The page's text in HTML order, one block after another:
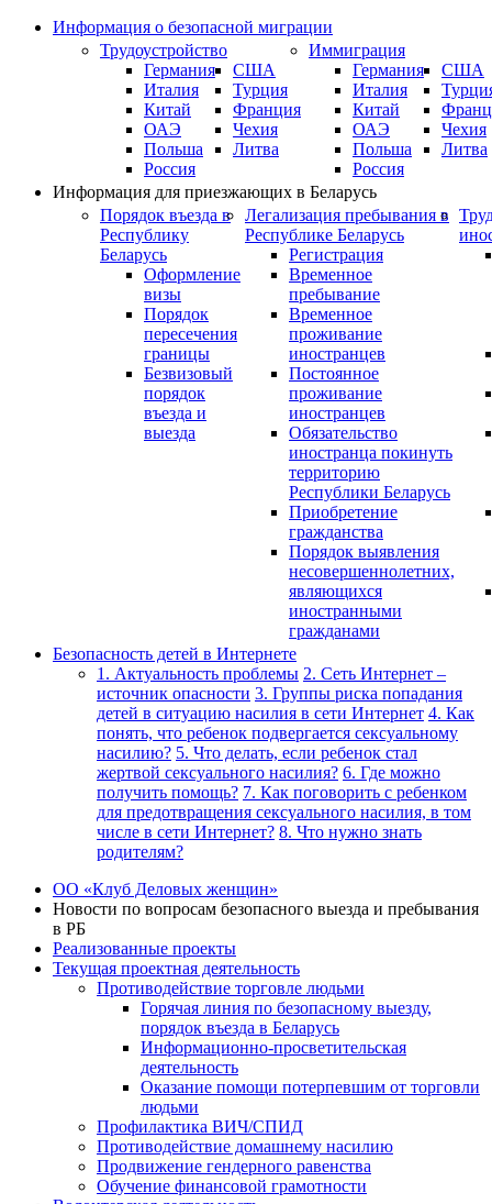
Информация о безопасной миграции
Трудоустройство
Германия
Италия
Китай
ОАЭ
Польша
Россия
США
Турция
Франция
Чехия
Литва
Иммиграция
Германия
Италия
Китай
ОАЭ
Польша
Россия
США
Чехия
Литва
Информация для приезжающих в Беларусь
Порядок въезда в
Республику
Беларусь
Оформление
визы
Порядок
пересечения
границы
Безвизовый
порядок
въезда и
выезда
Легализация пребывания в
Республике Беларусь
Регистрация
Временное
пребывание
Временное
проживание
иностранцев
Постоянное
проживание
иностранцев
Обязательство
иностранца покинуть
территорию
Республики Беларусь
Приобретение
гражданства
Порядок выявления
несовершеннолетних,
являющихся
иностранными
гражданами
Безопасность детей в Интернете
1. Актуальность проблемы 2. Сеть Интернет –
источник опасности 3. Группы риска попадания
детей в ситуацию насилия в сети Интернет 4. Как
понять, что ребенок подвергается сексуальному
насилию? 5. Что делать, если ребенок стал
жертвой сексуального насилия? 6. Где можно
получить помощь? 7. Как поговорить с ребенком
для предотвращения сексуального насилия, в том
числе в сети Интернет? 8. Что нужно знать
родителям?
ОО «Клуб Деловых женщин»
Новости по вопросам безопасного выезда и пребывания
в РБ
Реализованные проекты
Текущая проектная деятельность
Противодействие торговле людьми
Горячая линия по безопасному выезду,
порядок въезда в Беларусь
Информационно-просветительская
деятельность
Оказание помощи потерпевшим от торговли
людьми
Профилактика ВИЧ/СПИД
Противодействие домашнему насилию
Продвижение гендерного равенства
Обучение финансовой грамотности